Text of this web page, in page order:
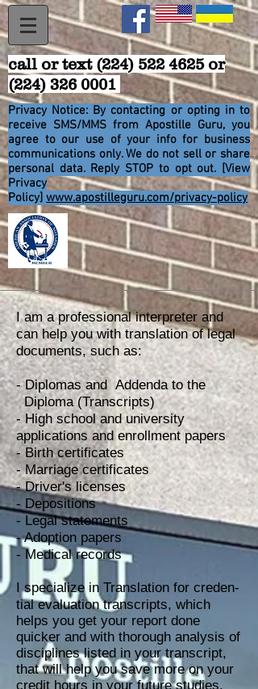
call or text (224) 522 4625or
(224) 326 0001
Privacy Notice: By contacting or opting in to
receive SMS/MMS from Apostille Guru, you
agree to our use of your info for business
communications only. We do not sell or share
personal data. Reply STOP to opt out. [View
Privacy
Policy] www.apostilleguru.com/privacy-policy
I am a professional interpreter and
can help you with translation of legal
documents, such as:
- Diplomas and Addenda to the
Diploma (Transcripts)
- High school and university
applications and enrollment papers
- Birth certificates
- Marriage certificates
- Driver's licenses
- Depositions
- Legal statements
- Adoption papers
- Medical records
Ispecialize in Translation for creden-
tial evaluation transcripts, which
helps you get your report done
quicker and with thorough analysis of
disciplines listed in your transcript,
that will help you save more on your
credit hours in your future studies.